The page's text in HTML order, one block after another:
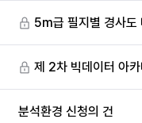
5m급 필지별 경사도
제 2차 빅데이터 아
분석환경 신청의 건